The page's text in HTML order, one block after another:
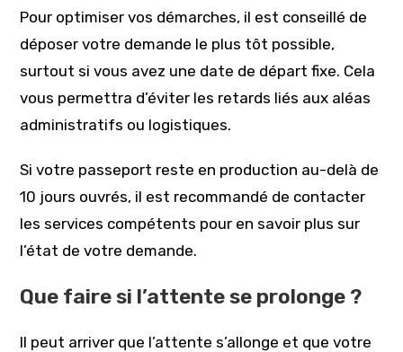
Pour optimiser vos démarches, il est conseillé de
déposer votre demande le plus tôt possible,
surtout si vous avez une date de départ fixe. Cela
vous permettra d’éviter les retards liés aux aléas
administratifs ou logistiques.
Si votre passeport reste en production au-delà de
10 jours ouvrés, il est recommandé de contacter
les services compétents pour en savoir plus sur
l’état de votre demande.
Que faire si l’attente se prolonge ?
Il peut arriver que l’attente s’allonge et que votre